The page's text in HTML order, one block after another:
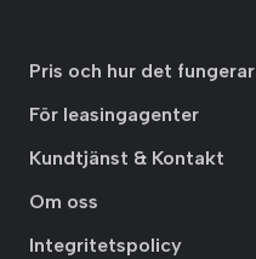
Pris och hur det fungerar
För leasingagenter
Kundtjänst & Kontakt
Om oss
Integritetspolicy